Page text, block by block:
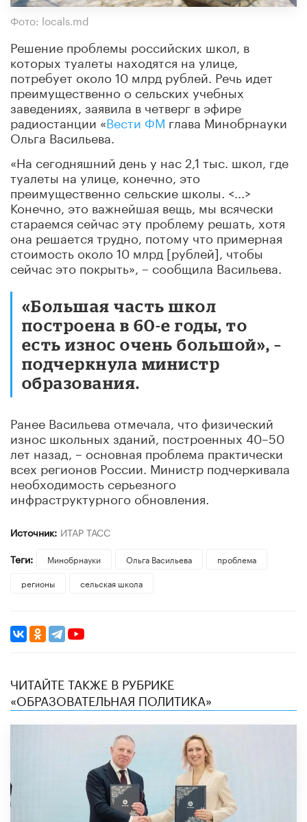
Фото: locals.md
Решение проблемы российских школ, в
которых туалеты находятся на улице,
потребует около 10 млрд рублей. Речь идет
преимущественно о сельских учебных
заведениях, заявила в четверг в эфире
радиостанции «Вести ФМ глава Минобрнауки
Ольга Васильева.
«На сегодняшний день у нас 2,1 тыс. школ, где
туалеты на улице, конечно, это
преимущественно сельские школы. <...>
Конечно, это важнейшая вещь, мы всячески
стараемся сейчас эту проблему решать, хотя
она решается трудно, потому что примерная
стоимость около 10 млрд [рублей], чтобы
сейчас это покрыть», – сообщила Васильева.
«Большая часть школ
построена в 60-е годы, то
есть износ очень большой», –
подчеркнула министр
образования.
Ранее Васильева отмечала, что физический
износ школьных зданий, построенных 40–50
лет назад, – основная проблема практически
всех регионов России. Министр подчеркивала
необходимость серьезного
инфраструктурного обновления.
Источник: ИТАР ТАСС
Теги:
Минобрнауки Ольга Васильева
проблема
регионы
сельская школа
ЧИТАЙТЕ ТАКЖЕ В РУБРИКЕ
«ОБРАЗОВАТЕЛЬНАЯ ПОЛИТИКА»